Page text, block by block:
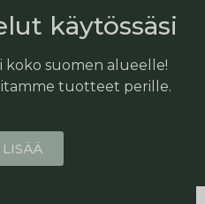
käytössäsi
koko suomen alueelle!
tuotteet perille.
LISÄÄ